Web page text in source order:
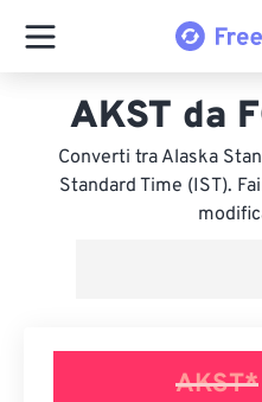
AKST da
Converti tra Alaska
Standard Time (IST).
AKST*